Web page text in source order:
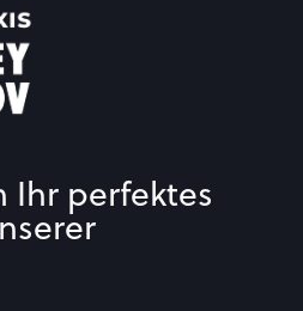
Ihr perfektes